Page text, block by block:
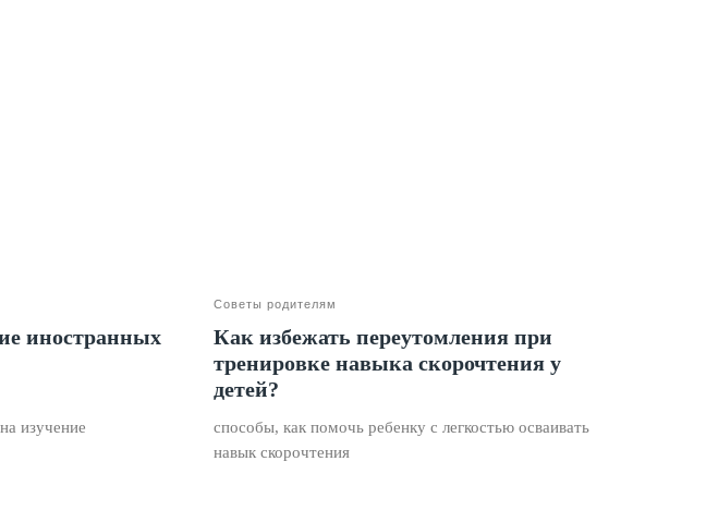
иностранных
изучение
Советы родителям
Как избежать переутомления при
тренировке навыка скорочтения у
детей?
способы, как помочь ребенку с легкостью осваивать
навык скорочтения